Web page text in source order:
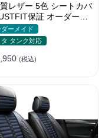
レザー 5色 シートカバ
保証 オーダーメ
汚防水 優れた耐久性
ダーメイド
タ タンク対応
(税込)